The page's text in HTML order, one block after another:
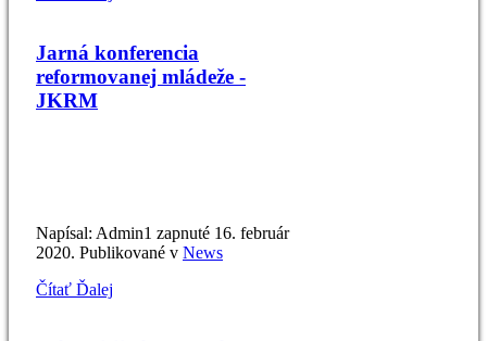
Jarná konferencia
reformovanej mládeže -
JKRM
Napísal: Admin1 zapnuté 16. február
2020. Publikované v News
Čítať Ďalej